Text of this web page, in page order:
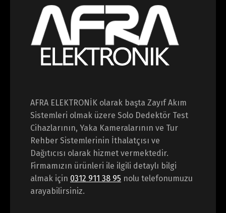
AFRA ELEKTRONİK olarak başta Zayıf Akım
Sistemleri olmak üzere Solo Dedektör Test
Cihazlarının, Yaka Kameralarının ve Tur
Rehber Sistemlerinin İthalatçısı ve
Dağıtıcısı olarak hizmet vermektedir.
Firmamızın ürünleri ile ilgili detaylı bilgi
almak için 0312 911 38 95 nolu telefonumuzu
arayabilirsiniz.